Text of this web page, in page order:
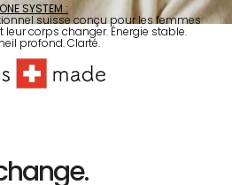
ONE SYSTEM :
suisse conçu pour les femmes
corps changer. Énergie stable.
profond. Clarté.